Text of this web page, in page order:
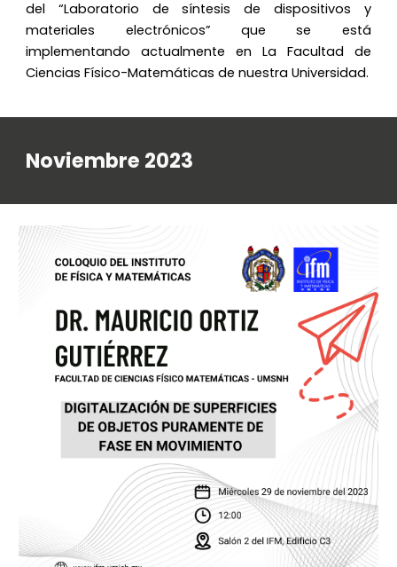
del “Laboratorio de síntesis de dispositivos y
materiales electrónicos” que se está
implementando actualmente en La Facultad de
Ciencias Físico-Matemáticas de nuestra Universidad.
Noviembre 2023